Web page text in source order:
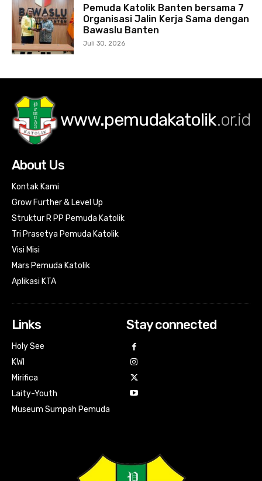
Pemuda Katolik Banten bersama 7
Organisasi Jalin Kerja Sama dengan
Bawaslu Banten
Juli 30, 2026
www.pemudakatolik.or.id
About Us
Kontak Kami
Grow Further & Level Up
Struktur R PP Pemuda Katolik
Tri Prasetya Pemuda Katolik
Visi Misi
Mars Pemuda Katolik
Aplikasi KTA
Links
Holy See
KWI
Mirifica
Laity-Youth
Museum Sumpah Pemuda
Stay connected